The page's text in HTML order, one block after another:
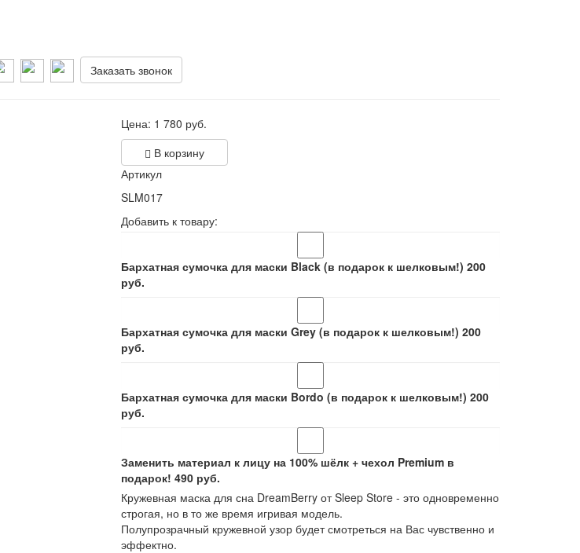
Заказать звонок
Цена: 1 780 руб.
В корзину
Артикул
SLM017
Добавить к товару:
Бархатная сумочка для маски Black (в подарок к шелковым!)200
руб.
Бархатная сумочка для маски Grey (в подарок к шелковым!)200
руб.
Бархатная сумочка для маски Bordo (в подарок к шелковым!)200
руб.
Заменить материал к лицу на 100% шёлк + чехол Premium в
подарок!490 руб.
Кружевная маска для сна DreamBerry от Sleep Store - это одновременно
строгая, но в то же время игривая модель.
Полупрозрачный кружевной узор будет смотреться на Вас чувственно и
эффектно.